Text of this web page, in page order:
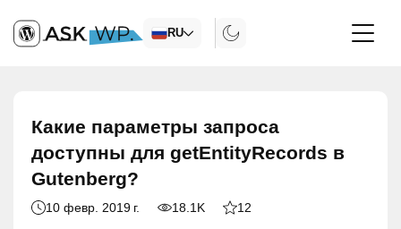
RU
Какие параметры запроса
доступны для getEntityRecords в
Gutenberg?
10 февр. 2019 г. 18.1K 12